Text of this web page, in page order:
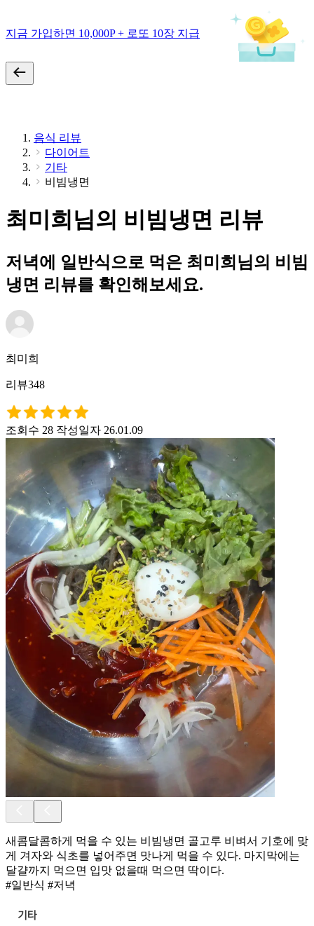
지금 가입하면 10,000P + 로또 10장 지급
음식 리뷰
다이어트
기타
비빔냉면
최미희님의 비빔냉면 리뷰
저녁에 일반식으로 먹은 최미희님의 비빔
냉면 리뷰를 확인해보세요.
최미희
리뷰348
조회수 28 작성일자 26.01.09
새콤달콤하게 먹을 수 있는 비빔냉면 골고루 비벼서 기호에 맞
게 겨자와 식초를 넣어주면 맛나게 먹을 수 있다. 마지막에는
달걀까지 먹으면 입맛 없을때 먹으면 딱이다.
#일반식 #저녁